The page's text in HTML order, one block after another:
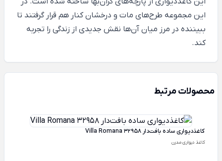
این مجموعه طرح‌های مات و درخشان کنار هم قرار گرفتند تا
ببیننده در مرز میان آن‌ها نقش جدیدی از زندگی را تجربه
کند.
محصولات مرتبط
کاغذدیواری ساده بافت‌دار Villa Romana 32958
کاغذ دیواری مدرن